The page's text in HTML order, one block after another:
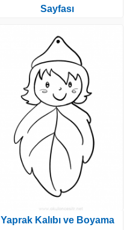
Sayfası
Yaprak Kalıbı ve Boyama